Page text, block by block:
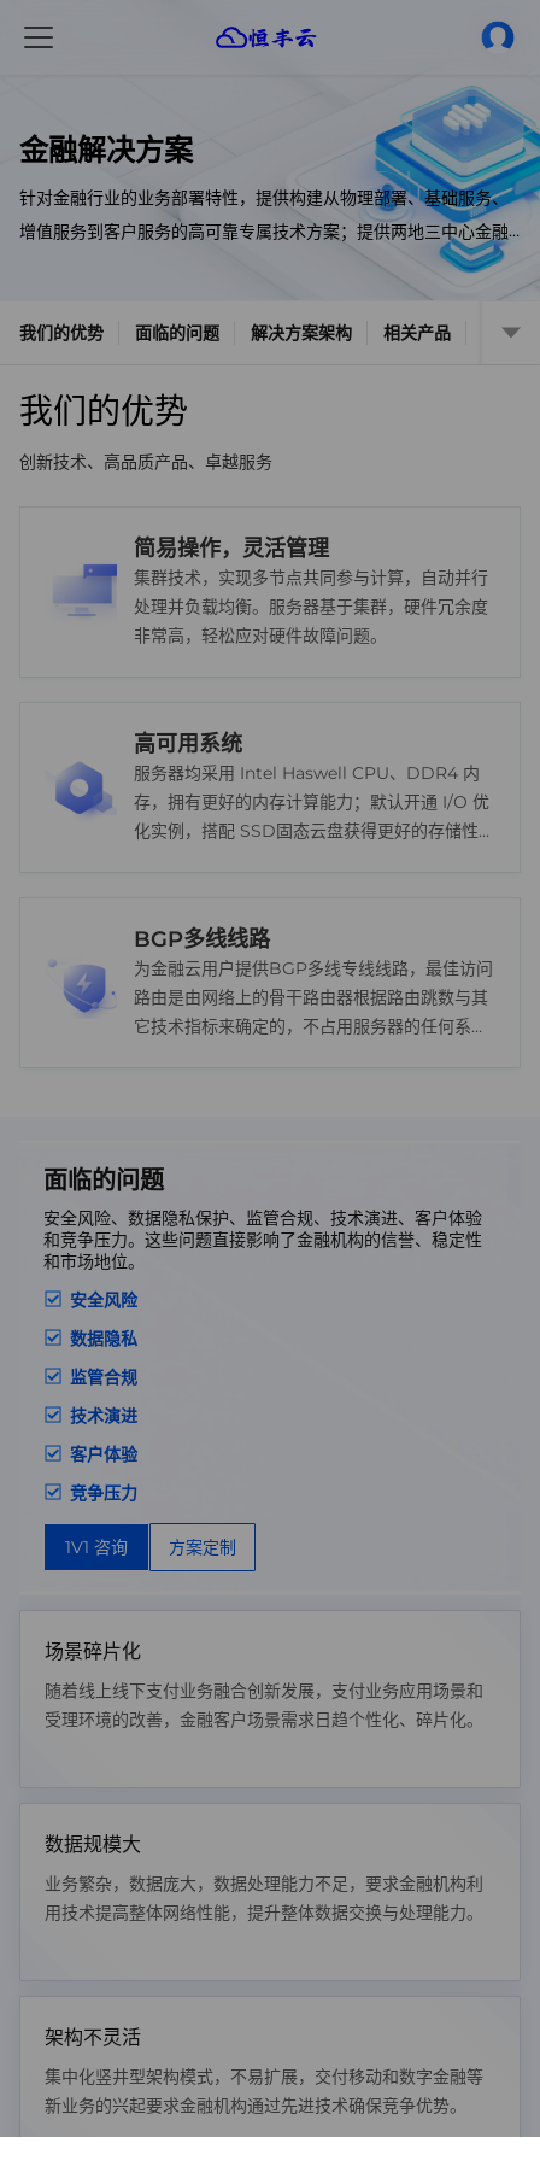
金融解决方案
针对金融行业的业务部署特性，提供构建从物理部署、基础服务、
增值服务到客户服务的高可靠专属技术方案；提供两地三中心金融
高可用方案、公有云负载均衡高可用解决等方案，帮助金融客户构
建低成本、高可靠、扩容灵活且安全合规的云架构IT系统。
我们的优势
面临的问题 解决方案架构 相关产品
我们的优势
创新技术、高品质产品、卓越服务
简易操作，灵活管理
集群技术，实现多节点共同参与计算，自动并行
处理并负载均衡。服务器基于集群，硬件冗余度
非常高，轻松应对硬件故障问题。
高可用系统
服务器均采用 Intel Haswell CPU、DDR4 内
存，拥有更好的内存计算能力；默认开通 I/O 优
化实例，搭配 SSD固态云盘获得更好的存储性
BGP多线线路
为金融云用户提供BGP多线专线线路，最佳访问
路由是由网络上的骨干路由器根据路由跳数与其
它技术指标来确定的，不占用服务器的任何系统
面临的问题
安全风险、数据隐私保护、监管合规、技术演进、客户体验
和竞争压力。这些问题直接影响了金融机构的信誉、稳定性
和市场地位。
安全风险
数据隐私
监管合规
技术演进
客户体验
竞争压力
1V1 咨询 方案定制
场景碎片化
随着线上线下支付业务融合创新发展，支付业务应用场景和
受理环境的改善，金融客户场景需求日趋个性化、碎片化。
数据规模大
业务繁杂，数据庞大，数据处理能力不足，要求金融机构利
用技术提高整体网络性能，提升整体数据交换与处理能力。
架构不灵活
集中化竖井型架构模式，不易扩展，交付移动和数字金融等
新业务的兴起要求金融机构通过先进技术确保竞争优势。